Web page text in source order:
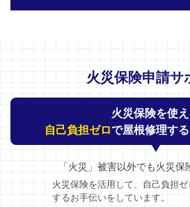
火災保険申請サ
火災保険を使
自己負担ゼロで屋根修理す
「火災」被害以外でも火災保
火災保険を活用して、自己負担
するお手伝いをしています。